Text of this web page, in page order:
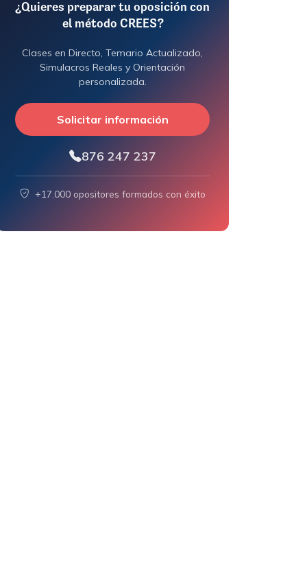
¿Quieres preparar tu oposición con
el método CREES?
Clases en Directo, Temario Actualizado,
Simulacros Reales y Orientación
personalizada.
Solicitar información
876 247 237
+17.000 opositores formados con éxito